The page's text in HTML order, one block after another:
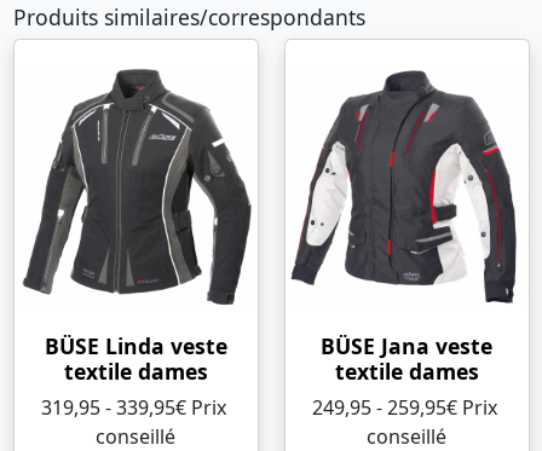
Produits similaires/correspondants
BÜSE Linda veste
textile dames
319,95 - 339,95€ Prix ​​
conseillé
BÜSE Jana veste
textile dames
249,95 - 259,95€ Prix ​​
conseillé